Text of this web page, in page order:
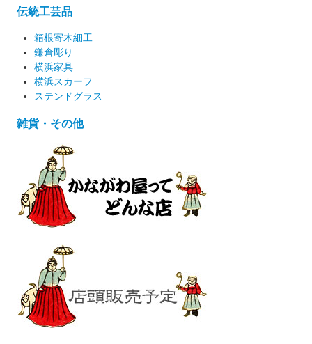
伝統工芸品
箱根寄木細工
鎌倉彫り
横浜家具
横浜スカーフ
ステンドグラス
雑貨・その他